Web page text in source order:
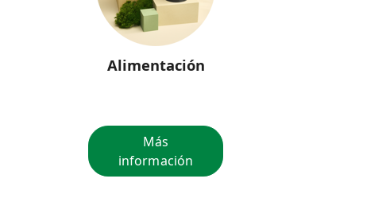
Alimentación
Más
información